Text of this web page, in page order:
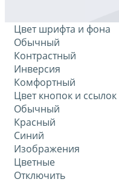
Цвет шрифта и фона
Обычный
Контрастный
Инверсия
Комфортный
Цвет кнопок и ссылок
Обычный
Красный
Синий
Изображения
Цветные
Отключить